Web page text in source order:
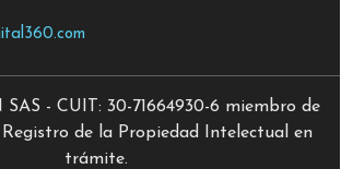
- CUIT: 30-71664930-6 miembro de
de la Propiedad Intelectual en
trámite.